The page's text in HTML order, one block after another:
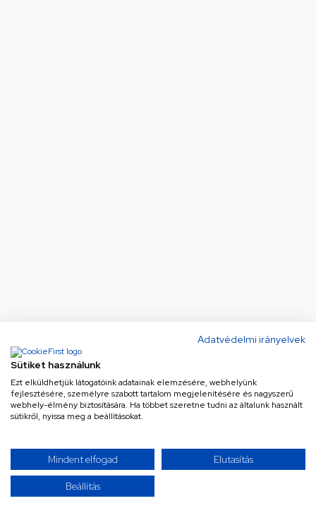
Adatvédelmi irányelvek
Sütiket használunk
Ezt elküldhetjük látogatóink adatainak elemzésére, webhelyünk
fejlesztésére, személyre szabott tartalom megjelenítésére és nagyszerű
webhely-élmény biztosítására. Ha többet szeretne tudni az általunk használt
sütikről, nyissa meg a beállításokat.
Mindent elfogad Elutasítás
Beállítás